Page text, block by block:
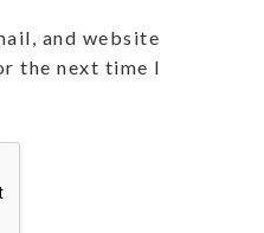
and website
the next time I